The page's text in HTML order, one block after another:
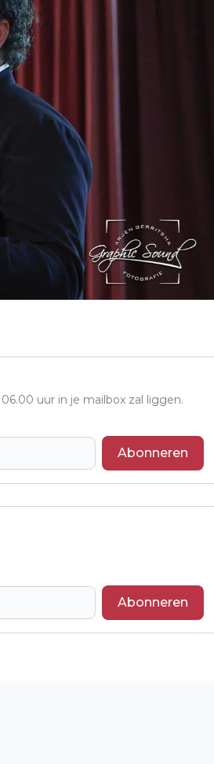
uur in je mailbox zal liggen.
Abonneren
Abonneren